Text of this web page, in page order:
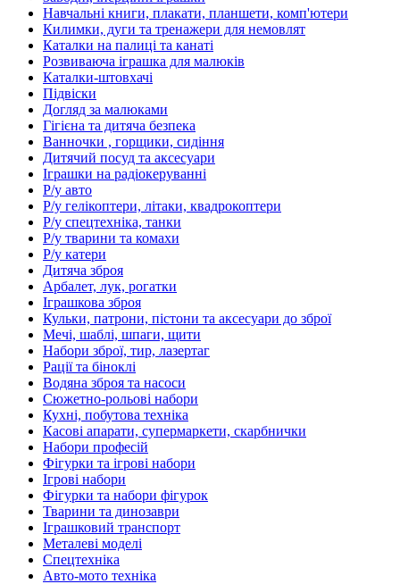
Навчальні книги, плакати, планшети, комп'ютери
Килимки, дуги та тренажери для немовлят
Каталки на палиці та канаті
Розвиваюча іграшка для малюків
Каталки-штовхачі
Підвіски
Догляд за малюками
Гігієна та дитяча безпека
Ванночки , горщики, сидіння
Дитячий посуд та аксесуари
Іграшки на радіокеруванні
Р/у авто
Р/у гелікоптери, літаки, квадрокоптери
Р/у спецтехніка, танки
Р/у тварини та комахи
Р/у катери
Дитяча зброя
Арбалет, лук, рогатки
Іграшкова зброя
Кульки, патрони, пістони та аксесуари до зброї
Мечі, шаблі, шпаги, щити
Набори зброї, тир, лазертаг
Рації та біноклі
Водяна зброя та насоси
Сюжетно-рольові набори
Кухні, побутова техніка
Касові апарати, супермаркети, скарбнички
Набори професій
Фігурки та ігрові набори
Ігрові набори
Фігурки та набори фігурок
Тварини та динозаври
Іграшковий транспорт
Металеві моделі
Спецтехніка
Авто-мото техніка